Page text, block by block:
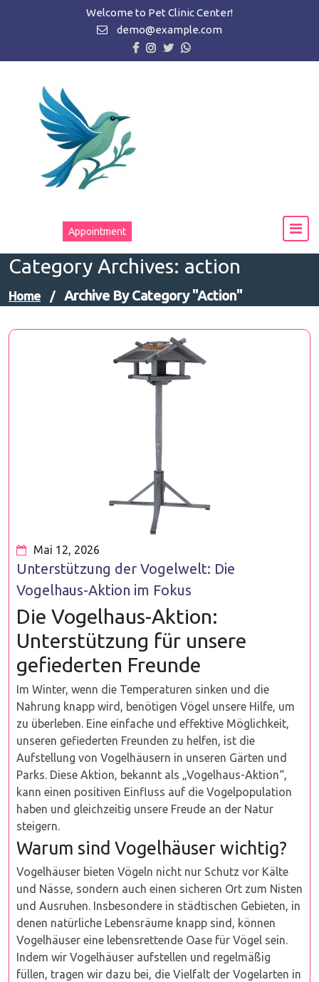
Welcome to Pet Clinic Center!
demo@example.com
Appointment
Category Archives: action
Home / Archive By Category "action"
Mai 12, 2026
Unterstützung der Vogelwelt: Die
Vogelhaus-Aktion im Fokus
Die Vogelhaus-Aktion:
Unterstützung für unsere
gefiederten Freunde
Im Winter, wenn die Temperaturen sinken und die
Nahrung knapp wird, benötigen Vögel unsere Hilfe, um
zu überleben. Eine einfache und effektive Möglichkeit,
unseren gefiederten Freunden zu helfen, ist die
Aufstellung von Vogelhäusern in unseren Gärten und
Parks. Diese Aktion, bekannt als „Vogelhaus-Aktion“,
kann einen positiven Einfluss auf die Vogelpopulation
haben und gleichzeitig unsere Freude an der Natur
steigern.
Warum sind Vogelhäuser wichtig?
Vogelhäuser bieten Vögeln nicht nur Schutz vor Kälte
und Nässe, sondern auch einen sicheren Ort zum Nisten
und Ausruhen. Insbesondere in städtischen Gebieten, in
denen natürliche Lebensräume knapp sind, können
Vogelhäuser eine lebensrettende Oase für Vögel sein.
Indem wir Vogelhäuser aufstellen und regelmäßig
füllen, tragen wir dazu bei, die Vielfalt der Vogelarten in